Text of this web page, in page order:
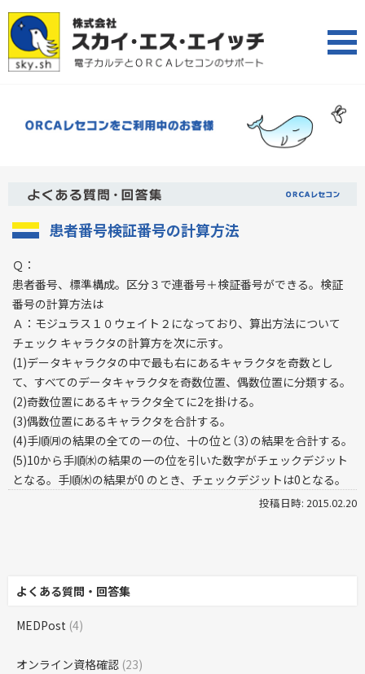
患者番号検証番号の計算方法
Ｑ：
患者番号、標準構成。区分３で連番号＋検証番号ができる。検証
番号の計算方法は
Ａ：モジュラス１０ウェイト２になっており、算出方法について
チェック キャラクタの計算方を次に示す。
(1)データキャラクタの中で最も右にあるキャラクタを奇数とし
て、すべてのデータキャラクタを奇数位置、偶数位置に分類する。
(2)奇数位置にあるキャラクタ全てに2を掛ける。
(3)偶数位置にあるキャラクタを合計する。
(4)手順㈪の結果の全てのーの位、十の位と（3）の結果を合計する。
(5)10から手順㈬の結果の一の位を引いた数字がチェックデジット
となる。手順㈬の結果が0 のとき、チェックデジットは0となる。
投稿日時: 2015.02.20
よくある質問・回答集
MEDPost (4)
オンライン資格確認 (23)